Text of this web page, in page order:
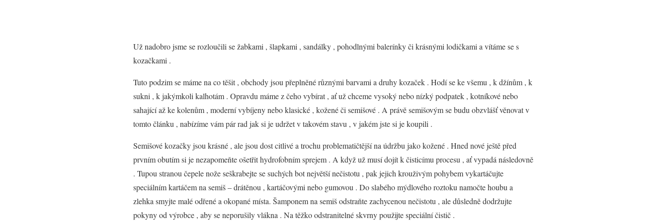
Už nadobro jsme se rozloučili se žabkami , šlapkami , sandálky , pohodlnými balerínky či krásnými lodičkami a vítáme se s
kozačkami .
Tuto podzim se máme na co těšit , obchody jsou přeplněné různými barvami a druhy kozaček . Hodí se ke všemu , k džínům , k
sukni , k jakýmkoli kalhotám . Opravdu máme z čeho vybírat , ať už chceme vysoký nebo nízký podpatek , kotníkové nebo
sahající až ke kolenům , moderní vybíjeny nebo klasické , kožené či semišové . A právě semišovým se budu obzvlášť věnovat v
tomto článku , nabízíme vám pár rad jak si je udržet v takovém stavu , v jakém jste si je koupili .
Semišové kozačky jsou krásné , ale jsou dost citlivé a trochu problematičtější na údržbu jako kožené . Hned nové ještě před
prvním obutím si je nezapomeňte ošetřit hydrofobním sprejem . A když už musí dojít k čisticímu procesu , ať vypadá následovně
. Tupou stranou čepele nože seškrabejte se suchých bot největší nečistotu , pak jejich krouživým pohybem vykartáčujte
speciálním kartáčem na semiš – drátěnou , kartáčovými nebo gumovou . Do slabého mýdlového roztoku namočte houbu a
zlehka smyjte malé odřené a okopané místa. Šamponem na semiš odstraňte zachycenou nečistotu , ale důsledně dodržujte
pokyny od výrobce , aby se neporušily vlákna . Na těžko odstranitelné skvrny použijte speciální čistič .